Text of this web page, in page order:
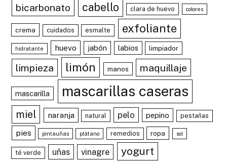
bicarbonato cabello clara de huevo colores
crema cuidados esmalte exfoliante
hidratante huevo jabón labios limpiador
limpieza limón manos maquillaje
mascarilla mascarillas caseras
miel naranja natural pelo pepino pestañas
pies pintauñas plátano remedios ropa sol
té verde uñas vinagre yogurt